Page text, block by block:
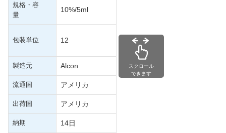
規格・容
量
10%/5ml
包装単位 12
製造元 Alcon
流通国 アメリカ
出荷国 アメリカ
納期 14日
スクロール
できます